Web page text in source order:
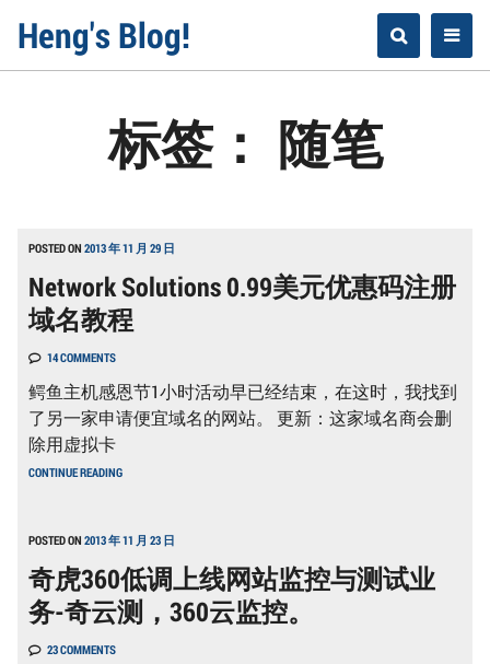
Heng's Blog!
标签： 随笔
POSTED ON 2013 年 11 月 29 日
Network Solutions 0.99美元优惠码注册
域名教程
14 COMMENTS
鳄鱼主机感恩节1小时活动早已经结束，在这时，我找到
了另一家申请便宜域名的网站。 更新：这家域名商会删
除用虚拟卡
CONTINUE READING
SOLUTIONS
元
惠
码
注
册
POSTED ON 2013 年 11 月 23 日
奇虎360低调上线网站监控与测试业
务-奇云测，360云监控。
23 COMMENTS